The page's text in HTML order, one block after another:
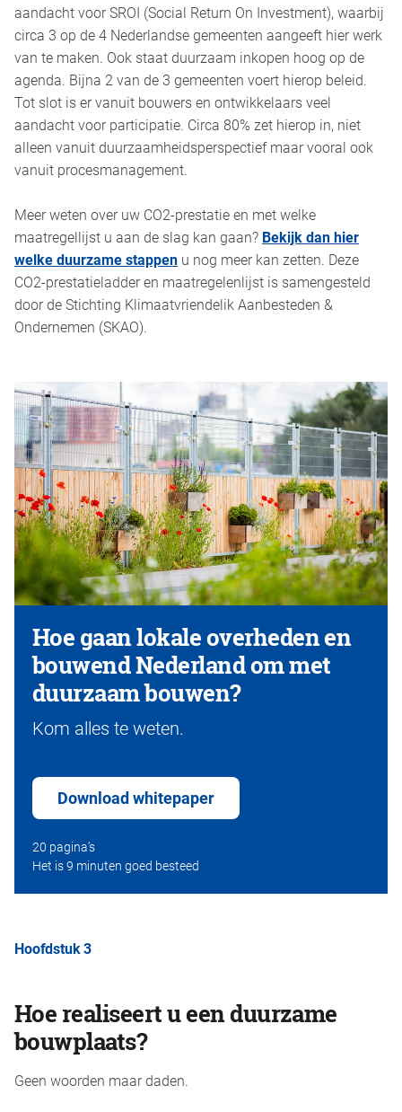
aandacht voor SROI (Social Return On Investment), waarbij
circa 3 op de 4 Nederlandse gemeenten aangeeft hier werk
van te maken. Ook staat duurzaam inkopen hoog op de
agenda. Bijna 2 van de 3 gemeenten voert hierop beleid.
Tot slot is er vanuit bouwers en ontwikkelaars veel
aandacht voor participatie. Circa 80% zet hierop in, niet
alleen vanuit duurzaamheidsperspectief maar vooral ook
vanuit procesmanagement.
Meer weten over uw CO2-prestatie en met welke
maatregellijst u aan de slag kan gaan? Bekijk dan hier
welke duurzame stappen u nog meer kan zetten. Deze
CO2-prestatieladder en maatregelenlijst is samengesteld
door de Stichting Klimaatvriendelik Aanbesteden &
Ondernemen (SKAO).
Hoe gaan lokale overheden en
bouwend Nederland om met
duurzaam bouwen?
Kom alles te weten.
Download whitepaper
20 pagina’s
Het is 9 minuten goed besteed
Hoofdstuk 3
Hoe realiseert u een duurzame
bouwplaats?
Geen woorden maar daden.